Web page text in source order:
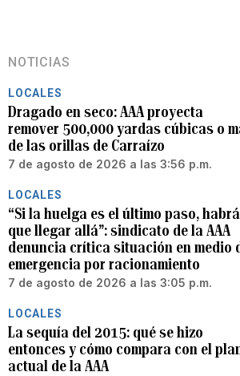
NOTICIAS
LOCALES
Dragado en seco: AAA proyecta
remover 500,000 yardas cúbicas o
de las orillas de Carraízo
7 de agosto de 2026 a las 3:56 p.m.
LOCALES
“Si la huelga es el último paso, habrá
que llegar allá”: sindicato de la AAA
denuncia crítica situación en medio
emergencia por racionamiento
7 de agosto de 2026 a las 3:05 p.m.
LOCALES
La sequía del 2015: qué se hizo
entonces y cómo compara con el
actual de la AAA